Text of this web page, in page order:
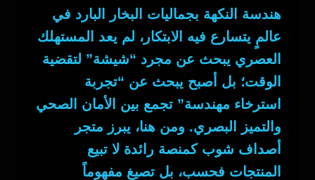
هندسة النكهة بجماليات البخار البارد في
عالمٍ يتسارع فيه الابتكار، لم يعد المستهلك
العصري يبحث عن مجرد “شيشة” لتقضية
الوقت؛ بل أصبح يبحث عن “تجربة
استرخاء مهندسة” تجمع بين الأمان الصحي
والتميز البصري. ومن هنا، يبرز متجر
أصداف شوب كمنصة رائدة لا تبيع
المنتجات فحسب، بل تصيغ مفهوماً